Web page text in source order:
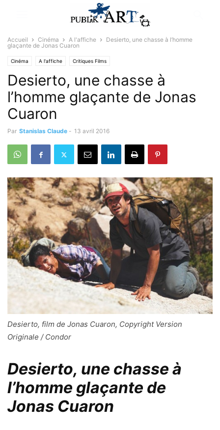
Accueil Cinéma A l'affiche
Desierto, une chasse à l’homme
glaçante de Jonas Cuaron
Cinéma A l'affiche Critiques Films
Desierto, une chasse à
l’homme glaçante de Jonas
Cuaron
Par Stanislas Claude - 13 avril 2016
Desierto, film de Jonas Cuaron, Copyright Version
Originale / Condor
Desierto, une chasse à
l’homme glaçante de
Jonas Cuaron